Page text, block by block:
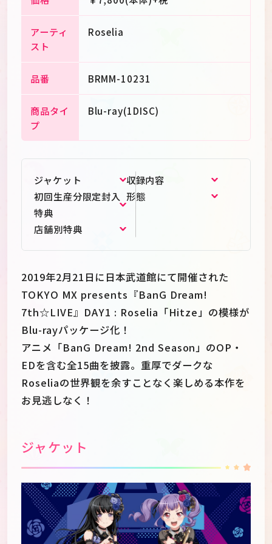
アーティ
スト
Roselia
品番 BRMM-10231
商品タイ
プ
Blu-ray(1DISC)
ジャケット
収録内容
初回生産分限定封入
特典
形態
店舗別特典
2019年2月21日に日本武道館にて開催された
TOKYO MX presents『BanG Dream!
7th☆LIVE』DAY1 : Roselia「Hitze」の模様が
Blu-rayパッケージ化！
アニメ「BanG Dream! 2nd Season」のOP・
EDを含む全15曲を披露。重厚でダークな
Roseliaの世界観を余すことなく楽しめる本作を
お見逃しなく！
ジャケット